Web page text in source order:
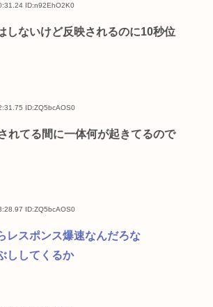
ID:n92EhO2K0
しないけど反映されるのに10秒位
ID:ZQ5bcAOS0
れてる間に一体何が起きてるので
ID:ZQ5bcAOS0
レスポンス爆速なんだろな
ししてくるか